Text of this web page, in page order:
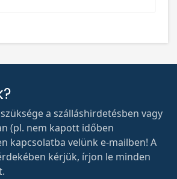
a szálláshirdetésben vagy
(pl. nem kapott időben
kapcsolatba velünk e-mailben! A
kérjük, írjon le minden